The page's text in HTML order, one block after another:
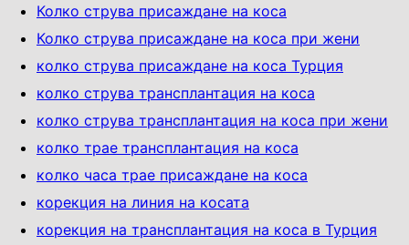
Колко струва присаждане на коса
Колко струва присаждане на коса при жени
колко струва присаждане на коса Турция
колко струва трансплантация на коса
колко струва трансплантация на коса при жени
колко трае трансплантация на коса
колко часа трае присаждане на коса
корекция на линия на косата
корекция на трансплантация на коса в Турция